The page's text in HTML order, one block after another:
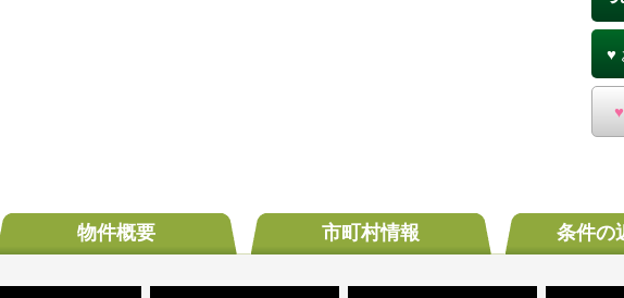
♥
♥
物件概要 市町村情報 条件の